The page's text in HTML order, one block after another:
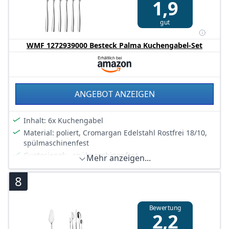
1,9
gut
WMF 1272939000 Besteck Palma Kuchengabel-Set
ANGEBOT ANZEIGEN
Inhalt: 6x Kuchengabel
Material: poliert, Cromargan Edelstahl Rostfrei 18/10,
spülmaschinenfest
Guetesiegel: , spülmaschinenfest
Auslaufmodell
Mehr anzeigen...
8
Bewertung
2,2